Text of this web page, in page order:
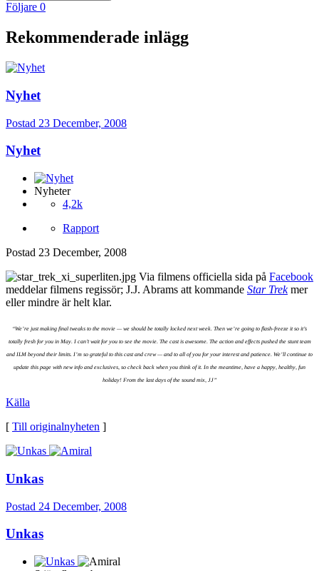
Följare 0
Rekommenderade inlägg
Nyhet
Postad 23 December, 2008
Nyhet
Nyheter
4,2k
Rapport
Postad 23 December, 2008
Via filmens officiella sida på Facebook
meddelar filmens regissör; J.J. Abrams att kommande Star Trekmer
eller mindre är helt klar.
“We’re just making final tweaks to the movie — we should be totally locked next week. Then we’re going to flash-freeze it so it’s
totally fresh for you in May. I can’t wait for you to see the movie. The cast is awesome. The action and effects pushed the stunt team
and ILM beyond their limits. I’m so grateful to this cast and crew — and to all of you for your interest and patience. We’ll continue to
update this page with new info and exclusives, so check back when you think of it. In the meantime, have a happy, healthy, fun
holiday! From the last days of the sound mix, JJ”
Källa
[ Till originalnyheten ]
Unkas
Postad 24 December, 2008
Unkas